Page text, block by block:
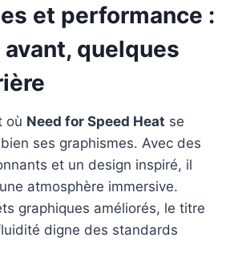
et performance :
avant, quelques
où Need for Speed Heat se
ses graphismes. Avec des
et un design inspiré, il
atmosphère immersive.
graphiques améliorés, le titre
digne des standards